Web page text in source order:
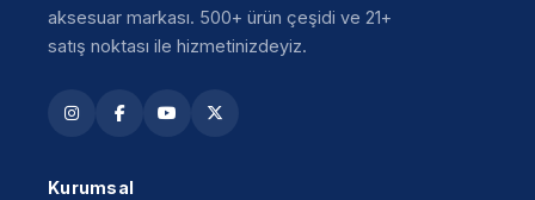
aksesuar markası. 500+ ürün çeşidi ve 21+
satış noktası ile hizmetinizdeyiz.
Kurumsal